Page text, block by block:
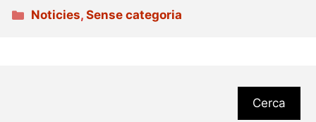
Categories
Noticies,Sense categoria
Cerca